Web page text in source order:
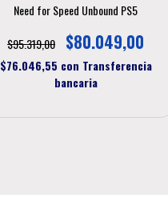
Need for Speed Unbound PS5
$95.319,00
$80.049,00
$76.046,55 con Transferencia
bancaria